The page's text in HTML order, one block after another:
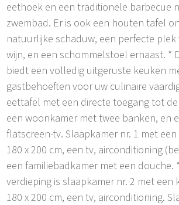
eethoek en een traditionele barbecue
zwembad. Er is ook een houten tafel
natuurlijke schaduw, een perfecte plek
wijn, en een schommelstoel ernaast. *
biedt een volledig uitgeruste keuken
gastbehoeften voor uw culinaire
eettafel met een directe toegang tot
een woonkamer met twee banken, en
flatscreen-tv. Slaapkamer nr. 1 met
180 x 200 cm, een tv, airconditioning
een familiebadkamer met een douche.
verdieping is slaapkamer nr. 2 met een
180 x 200 cm, een tv, airconditioning.